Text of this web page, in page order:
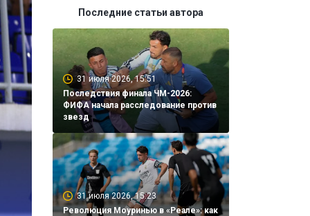
Последние статьи автора
31 июля 2026, 15:51
Последствия финала ЧМ-2026:
ФИФА начала расследование против
звезд
31 июля 2026, 15:23
Революция Моуринью в «Реале»: как